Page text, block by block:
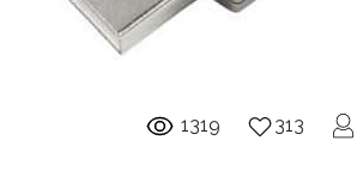
1319 313